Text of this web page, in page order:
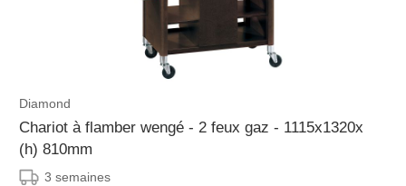
Diamond
Chariot à flamber wengé - 2 feux gaz - 1115x1320x
(h) 810mm
3 semaines